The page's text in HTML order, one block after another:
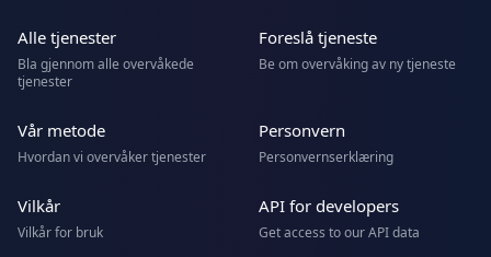
Alle tjenester
Bla gjennom alle overvåkede
tjenester
Foreslå tjeneste
Be om overvåking av ny tjeneste
Vår metode
Hvordan vi overvåker tjenester
Personvern
Personvernserklæring
Vilkår
Vilkår for bruk
API for developers
Get access to our API data